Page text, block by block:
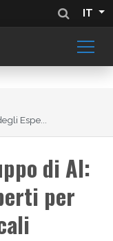
IT
Espe...
di AI:
per